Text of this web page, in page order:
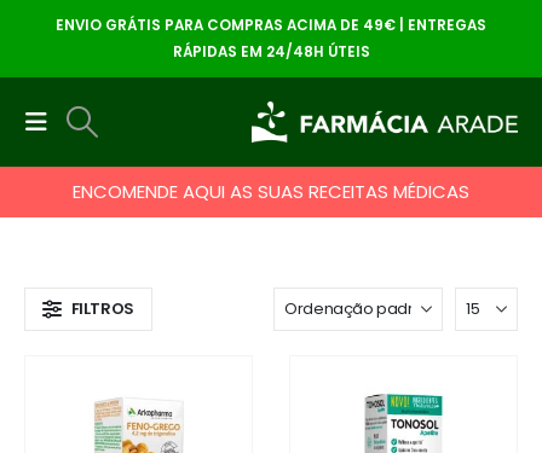
ENVIO GRÁTIS PARA COMPRAS ACIMA DE 49€ | ENTREGAS
RÁPIDAS EM 24/48H ÚTEIS
ENCOMENDE AQUI AS SUAS RECEITAS MÉDICAS
FILTROS